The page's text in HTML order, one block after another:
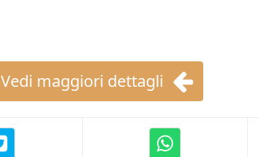
Vedi maggiori dettagli